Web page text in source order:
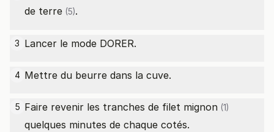
de terre (5).
3 Lancer le mode DORER.
4 Mettre du beurre dans la cuve.
5 Faire revenir les tranches de filet mignon (1)
quelques minutes de chaque cotés.